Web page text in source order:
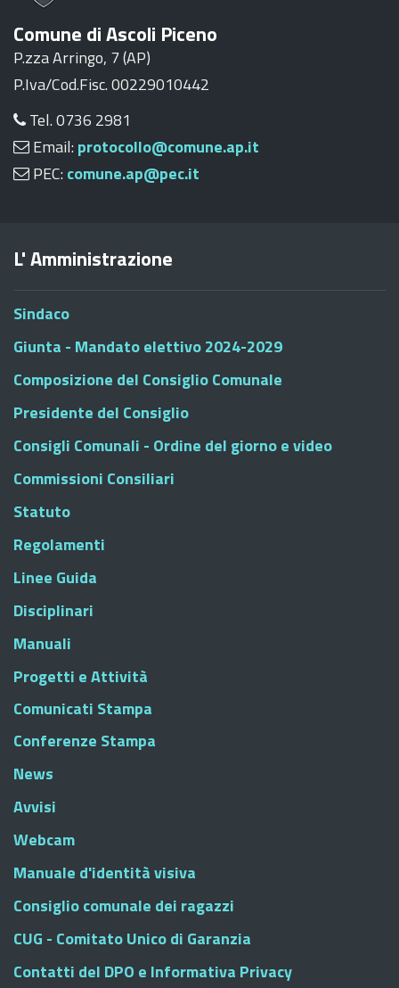
Comune di Ascoli Piceno
P.zza Arringo, 7 (AP)
P.Iva/Cod.Fisc. 00229010442
Tel. 0736 2981
Email: protocollo@comune.ap.it
PEC: comune.ap@pec.it
L' Amministrazione
Sindaco
Giunta - Mandato elettivo 2024-2029
Composizione del Consiglio Comunale
Presidente del Consiglio
Consigli Comunali - Ordine del giorno e video
Commissioni Consiliari
Statuto
Regolamenti
Linee Guida
Disciplinari
Manuali
Progetti e Attività
Comunicati Stampa
Conferenze Stampa
News
Avvisi
Webcam
Manuale d'identità visiva
Consiglio comunale dei ragazzi
CUG - Comitato Unico di Garanzia
Contatti del DPO e Informativa Privacy